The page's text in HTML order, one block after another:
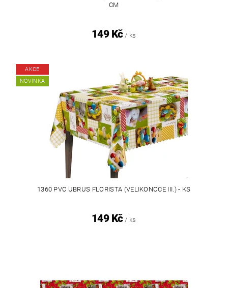
CM
149 Kč / ks
AKCE
NOVINKA
1360 PVC UBRUS FLORISTA (VELIKONOCE III.) - KS
149 Kč / ks